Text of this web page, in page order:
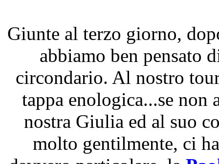
Giunte al terzo giorno,
abbiamo ben pensato
circondario. Al nostro
tappa enologica...se non
nostra Giulia ed al suo
molto gentilmente, ci